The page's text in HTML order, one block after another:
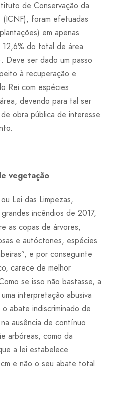
de Conservação da
foram efetuadas
em apenas
do total de área
Deve ser dado um passo
à recuperação e
Rei com espécies
devendo para tal ser
obra pública de interesse
vegetação
Lei das Limpezas,
incêndios de 2017,
as copas de árvores,
e autóctones, espécies
e por conseguinte
carece de melhor
se isso não bastasse, a
interpretação abusiva
abate indiscriminado de
ausência de contínuo
arbóreas, como da
a lei estabelece
e não o seu abate total.